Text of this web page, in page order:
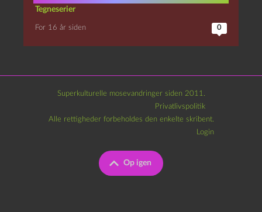
Tegneserier
For 16 år siden 0
Superkulturelle mosevandringer siden 2011.
Privatlivspolitik
Op igen
Alle rettigheder forbeholdes den enkelte skribent.
Login